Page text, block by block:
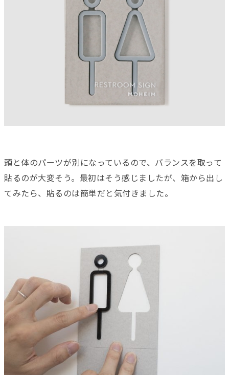
頭と体のパーツが別になっているので、バランスを取って
貼るのが大変そう。最初はそう感じましたが、箱から出し
てみたら、貼るのは簡単だと気付きました。